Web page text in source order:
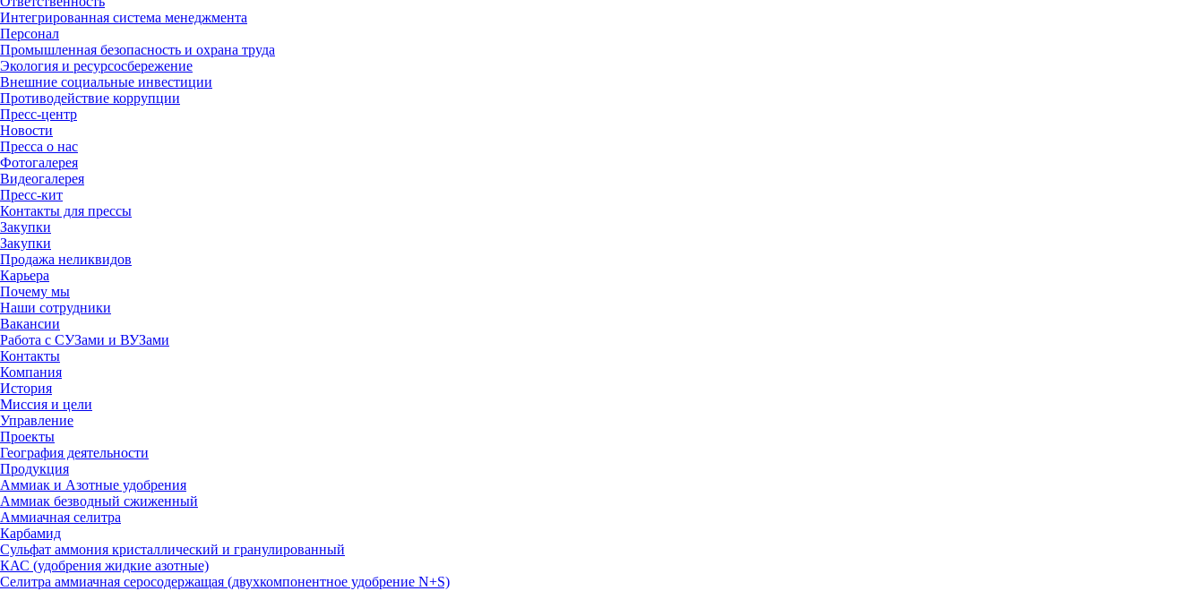
Интегрированная система менеджмента
Персонал
Промышленная безопасность и охрана труда
Экология и ресурсосбережение
Внешние социальные инвестиции
Противодействие коррупции
Пресс-центр
Новости
Пресса о нас
Фотогалерея
Видеогалерея
Пресс-кит
Контакты для прессы
Закупки
Закупки
Продажа неликвидов
Карьера
Почему мы
Наши сотрудники
Вакансии
Работа с СУЗами и ВУЗами
Контакты
Компания
История
Миссия и цели
Управление
Проекты
География деятельности
Продукция
Аммиак и Азотные удобрения
Аммиак безводный сжиженный
Аммиачная селитра
Карбамид
Сульфат аммония кристаллический и гранулированный
КАС (удобрения жидкие азотные)
Селитра аммиачная серосодержащая (двухкомпонентное удобрение N+S)